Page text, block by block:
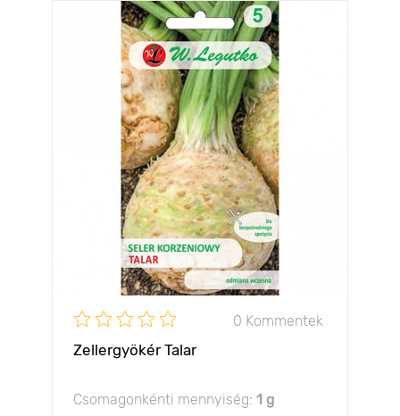
0 Kommentek
Zellergyökér Talar
Csomagonkénti mennyiség: 1 g